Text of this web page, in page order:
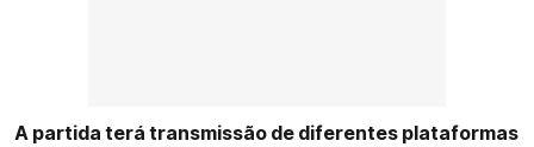
A partida terá transmissão de diferentes plataformas